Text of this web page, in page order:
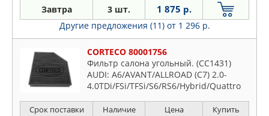
Завтра 3 шт. 1 875 р.
Другие предложения (11) от 1 296 р.
CORTECO 80001756
Фильтр салона угольный. (CC1431)
AUDI: A6/AVANT/ALLROAD (C7) 2.0-
4.0TDi/FSi/TFSi/S6/RS6/Hybrid/Quattro
6.3i/TDi/TFSi/W12/S8/Hybrid/Quattro 09-
Срок поставки Наличие Цена Купить